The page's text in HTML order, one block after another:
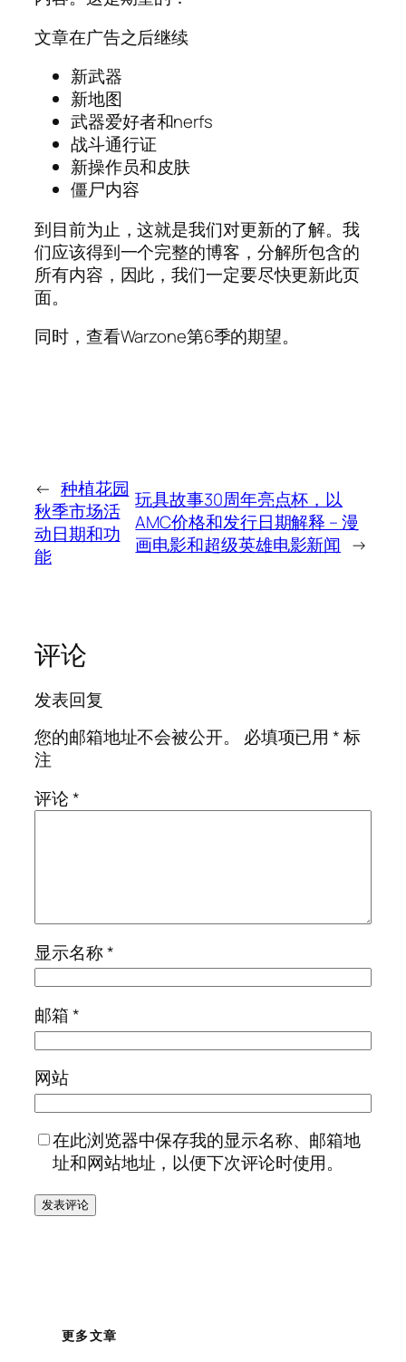
文章在广告之后继续
新武器
新地图
武器爱好者和nerfs
战斗通行证
新操作员和皮肤
僵尸内容
到目前为止，这就是我们对更新的了解。我
们应该得到一个完整的博客，分解所包含的
所有内容，因此，我们一定要尽快更新此页
面。
同时，查看Warzone第6季的期望。
← 种植花园
秋季市场活
动日期和功
能
玩具故事30周年亮点杯，以
AMC价格和发行日期解释 – 漫
画电影和超级英雄电影新闻 →
评论
发表回复
您的邮箱地址不会被公开。
必填项已用*标
注
评论*
显示名称*
邮箱*
网站
在此浏览器中保存我的显示名称、邮箱地
址和网站地址，以便下次评论时使用。
更多文章